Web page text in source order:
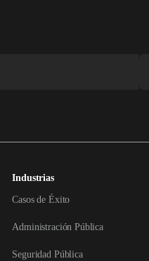
Industrias
Casos de Éxito
Administración Pública
Seguridad Pública